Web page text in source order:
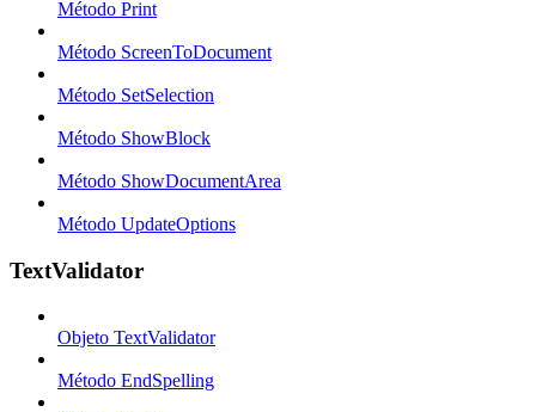
Método Print
Método ScreenToDocument
Método SetSelection
Método ShowBlock
Método ShowDocumentArea
Método UpdateOptions
TextValidator
Objeto TextValidator
Método EndSpelling